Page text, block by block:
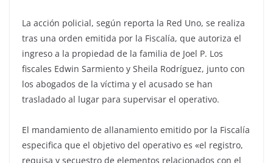
La acción policial, según reporta la Red Uno, se realiza
tras una orden emitida por la Fiscalía, que autoriza el
ingreso a la propiedad de la familia de Joel P. Los
fiscales Edwin Sarmiento y Sheila Rodríguez, junto con
los abogados de la víctima y el acusado se han
trasladado al lugar para supervisar el operativo.
El mandamiento de allanamiento emitido por la Fiscalía
especifica que el objetivo del operativo es «el registro,
requisa y secuestro de elementos relacionados con el